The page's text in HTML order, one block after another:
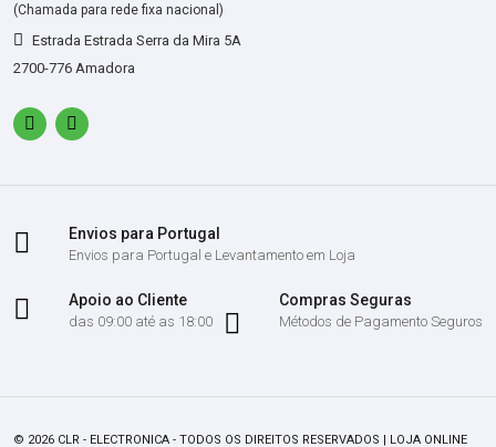
(Chamada para rede fixa nacional)
Estrada Estrada Serra da Mira 5A
2700-776 Amadora
Envios para Portugal
Envios para Portugal e Levantamento em Loja
Apoio ao Cliente
das 09:00 até as 18:00
Compras Seguras
Métodos de Pagamento Seguros
© 2026 CLR - ELECTRONICA - TODOS OS DIREITOS RESERVADOS | LOJA ONLINE